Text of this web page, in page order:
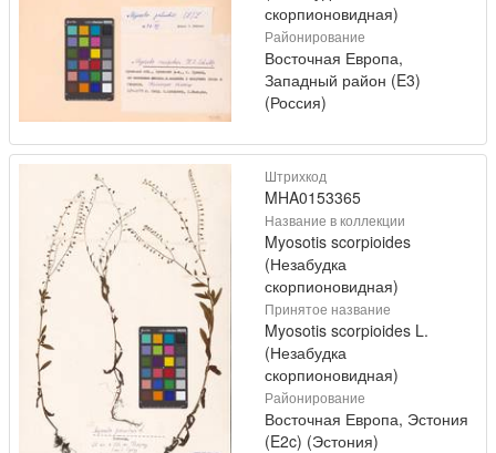
скорпионовидная)
Районирование
Восточная Европа,
Западный район (E3)
(Россия)
Штрихкод
MHA0153365
Название в коллекции
Myosotis scorpioides
(Незабудка
скорпионовидная)
Принятое название
Myosotis scorpioides L.
(Незабудка
скорпионовидная)
Районирование
Восточная Европа, Эстония
(E2c) (Эстония)